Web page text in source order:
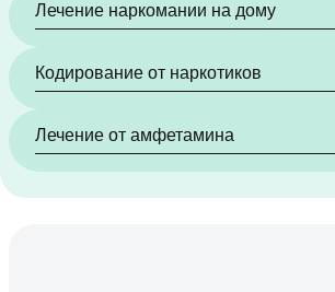
Лечение наркомании на дому
Кодирование от наркотиков
Лечение от амфетамина